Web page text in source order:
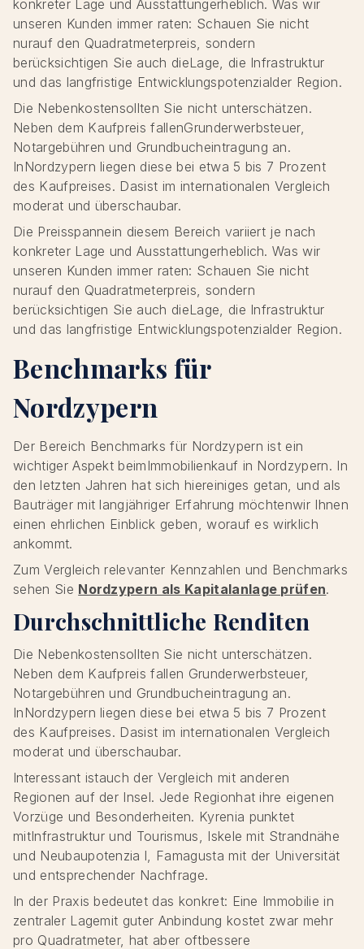
konkreter Lage und Ausstattungerheblich. Was wir
unseren Kunden immer raten: Schauen Sie nicht
nurauf den Quadratmeterpreis, sondern
berücksichtigen Sie auch dieLage, die Infrastruktur
und das langfristige Entwicklungspotenzialder Region.
Die Nebenkostensollten Sie nicht unterschätzen.
Neben dem Kaufpreis fallenGrunderwerbsteuer,
Notargebühren und Grundbucheintragung an.
InNordzypern liegen diese bei etwa 5 bis 7 Prozent
des Kaufpreises. Dasist im internationalen Vergleich
moderat und überschaubar.
Die Preisspannein diesem Bereich variiert je nach
konkreter Lage und Ausstattungerheblich. Was wir
unseren Kunden immer raten: Schauen Sie nicht
nurauf den Quadratmeterpreis, sondern
berücksichtigen Sie auch dieLage, die Infrastruktur
und das langfristige Entwicklungspotenzialder Region.
Benchmarks für
Nordzypern
Der Bereich Benchmarks für Nordzypern ist ein
wichtiger Aspekt beimImmobilienkauf in Nordzypern. In
den letzten Jahren hat sich hiereiniges getan, und als
Bauträger mit langjähriger Erfahrung möchtenwir Ihnen
einen ehrlichen Einblick geben, worauf es wirklich
ankommt.
Zum Vergleich relevanter Kennzahlen und Benchmarks
sehen Sie Nordzypern als Kapitalanlage prüfen.
Durchschnittliche Renditen
Die Nebenkostensollten Sie nicht unterschätzen.
Neben dem Kaufpreis fallen Grunderwerbsteuer,
Notargebühren und Grundbucheintragung an.
InNordzypern liegen diese bei etwa 5 bis 7 Prozent
des Kaufpreises. Dasist im internationalen Vergleich
moderat und überschaubar.
Interessant istauch der Vergleich mit anderen
Regionen auf der Insel. Jede Regionhat ihre eigenen
Vorzüge und Besonderheiten. Kyrenia punktet
mitInfrastruktur und Tourismus, Iskele mit Strandnähe
und Neubaupotenzia l, Famagusta mit der Universität
und entsprechender Nachfrage.
In der Praxis bedeutet das konkret: Eine Immobilie in
zentraler Lagemit guter Anbindung kostet zwar mehr
pro Quadratmeter, hat aber oftbessere